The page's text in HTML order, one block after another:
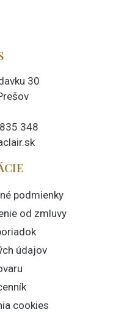
30
348
podmienky
od zmluvy
údajov
cookies